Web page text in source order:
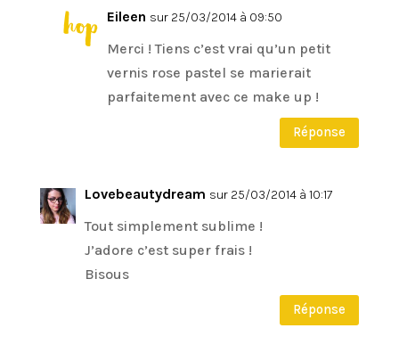
Eileen sur 25/03/2014 à 09:50
Merci ! Tiens c’est vrai qu’un petit
vernis rose pastel se marierait
parfaitement avec ce make up !
Réponse
Lovebeautydream sur 25/03/2014 à 10:17
Tout simplement sublime !
J’adore c’est super frais !
Bisous
Réponse